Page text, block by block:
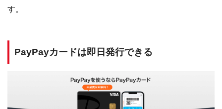
す。
PayPayカードは即日発行できる